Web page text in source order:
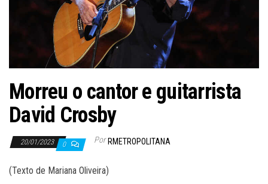
Morreu o cantor e guitarrista
David Crosby
20/01/2023 0 Por RMETROPOLITANA
(Texto de Mariana Oliveira)